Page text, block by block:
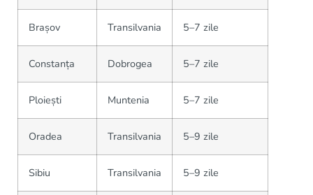
Brașov Transilvania 5–7 zile
Constanța Dobrogea 5–7 zile
Ploiești Muntenia 5–7 zile
Oradea Transilvania 5–9 zile
Sibiu Transilvania 5–9 zile